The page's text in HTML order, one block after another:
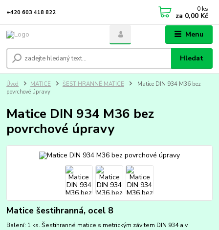
Menu
Hledat
+420 603 418 822 0 ks
za 0,00 Kč
Úvod MATICE ŠESTIHRANNÉ MATICE
Matice DIN 934 M36 bez
povrchové úpravy
Matice DIN 934 M36 bez
povrchové úpravy
Matice šestihranná, ocel 8
Balení: 1 ks. Šestihranné matice s metrickým závitem DIN 934 a v